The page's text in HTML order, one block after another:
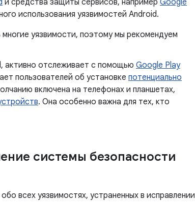
и средства защиты сервисов, например Google
использования уязвимостей Android.
уязвимости, поэтому мы рекомендуем
активно отслеживает с помощью Google Play
пользователей об установке потенциально
включена на телефонах и планшетах,
. Она особенно важна для тех, кто
системы безопасности
всех уязвимостях, устраненных в исправлении